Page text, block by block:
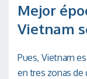
Mejor
Vietnam
Pues, Vietnam
en tres zonas de